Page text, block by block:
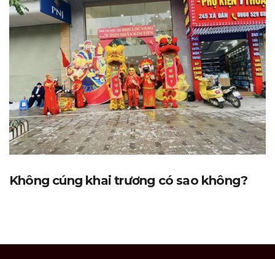
Không cúng khai trương có sao không?